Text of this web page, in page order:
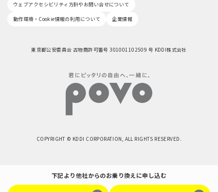
下記より他社からのお乗り換えに申し込む
ウェブアクセシビリティ方針やお問い合せについて
動作環境・Cookie情報の利用について
企業情報
東京都公安委員会 古物商許可番号 301001102509 号 KDDI株式会社
COPYRIGHT © KDDI CORPORATION, ALL RIGHTS RESERVED.